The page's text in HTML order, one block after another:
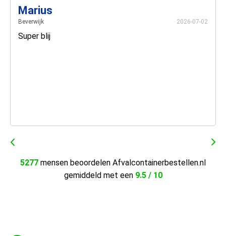
Marius
Beverwijk 2026-07-02
Super blij
5277 mensen beoordelen Afvalcontainerbestellen.nl
gemiddeld met een 9.5 / 10